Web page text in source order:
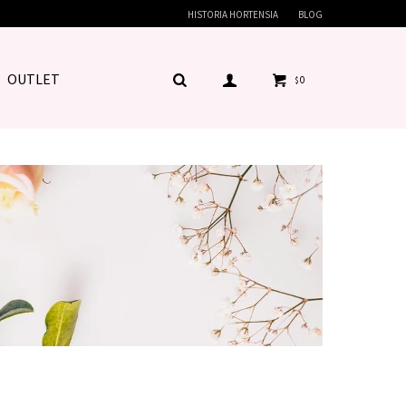
OUTLET $0
HISTORIA HORTENSIA BLOG